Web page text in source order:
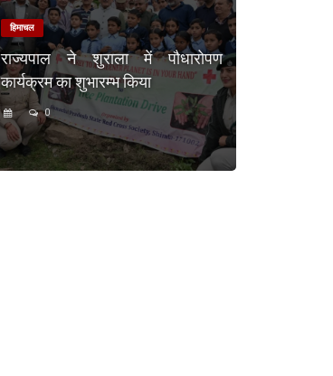
हिमाचल
राज्यपाल ने शुराला में पौधारोपण
कार्यक्रम का शुभारम्भ किया
0